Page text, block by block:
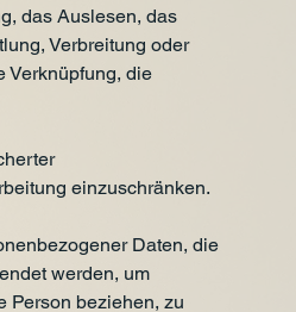
das Auslesen, das
Verbreitung oder
Verknüpfung, die
einzuschränken.
Daten, die
werden, um
Person beziehen, zu